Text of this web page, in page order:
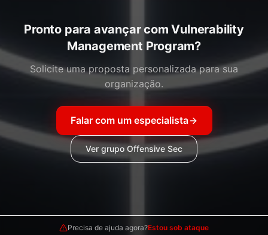
Pronto para avançar com Vulnerability
Management Program?
Solicite uma proposta personalizada para sua
organização.
Falar com um especialista
Ver grupo Offensive Sec
Precisa de ajuda agora?Estou sob ataque